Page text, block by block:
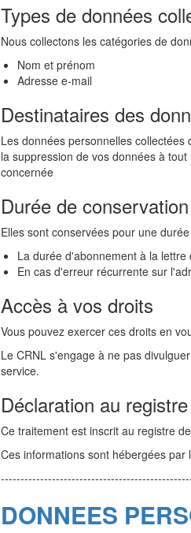
Types de données
Nous collectons les catégories de
Nom et prénom
Adresse e-mail
Destinataires des
Les données personnelles
la suppression de vos données à
concernée
Durée de
Elles sont conservées pour une
La durée d'abonnement à la lettre
En cas d'erreur récurrente sur
Accès à vos droits
Vous pouvez exercer ces droits en
Le CRNL s'engage à ne pas
service.
Déclaration au
Ce traitement est inscrit au registre
Ces informations sont hébergées par
DONNEES